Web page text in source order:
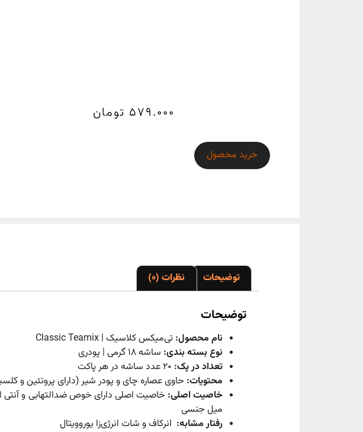
579.000 تومان
خرید محصول
توضیحات نظرات (0)
توضیحات
نام محصول: تی‌میکس کلاسیک | Classic Teamix
نوع بسته بندی: ساشه 18 گرمی | پودری
تعداد در پک:
محتویات: حاوی عصاره چای و پودر شیر (دارای پروتئین و
خاصیت اصلی: خاصیت اصلی دارای خوص ضدالتهابی و آنتی
میل جنسی
رفتار مشابه: انرکاف و شات انرژی‌زا یوروویتال